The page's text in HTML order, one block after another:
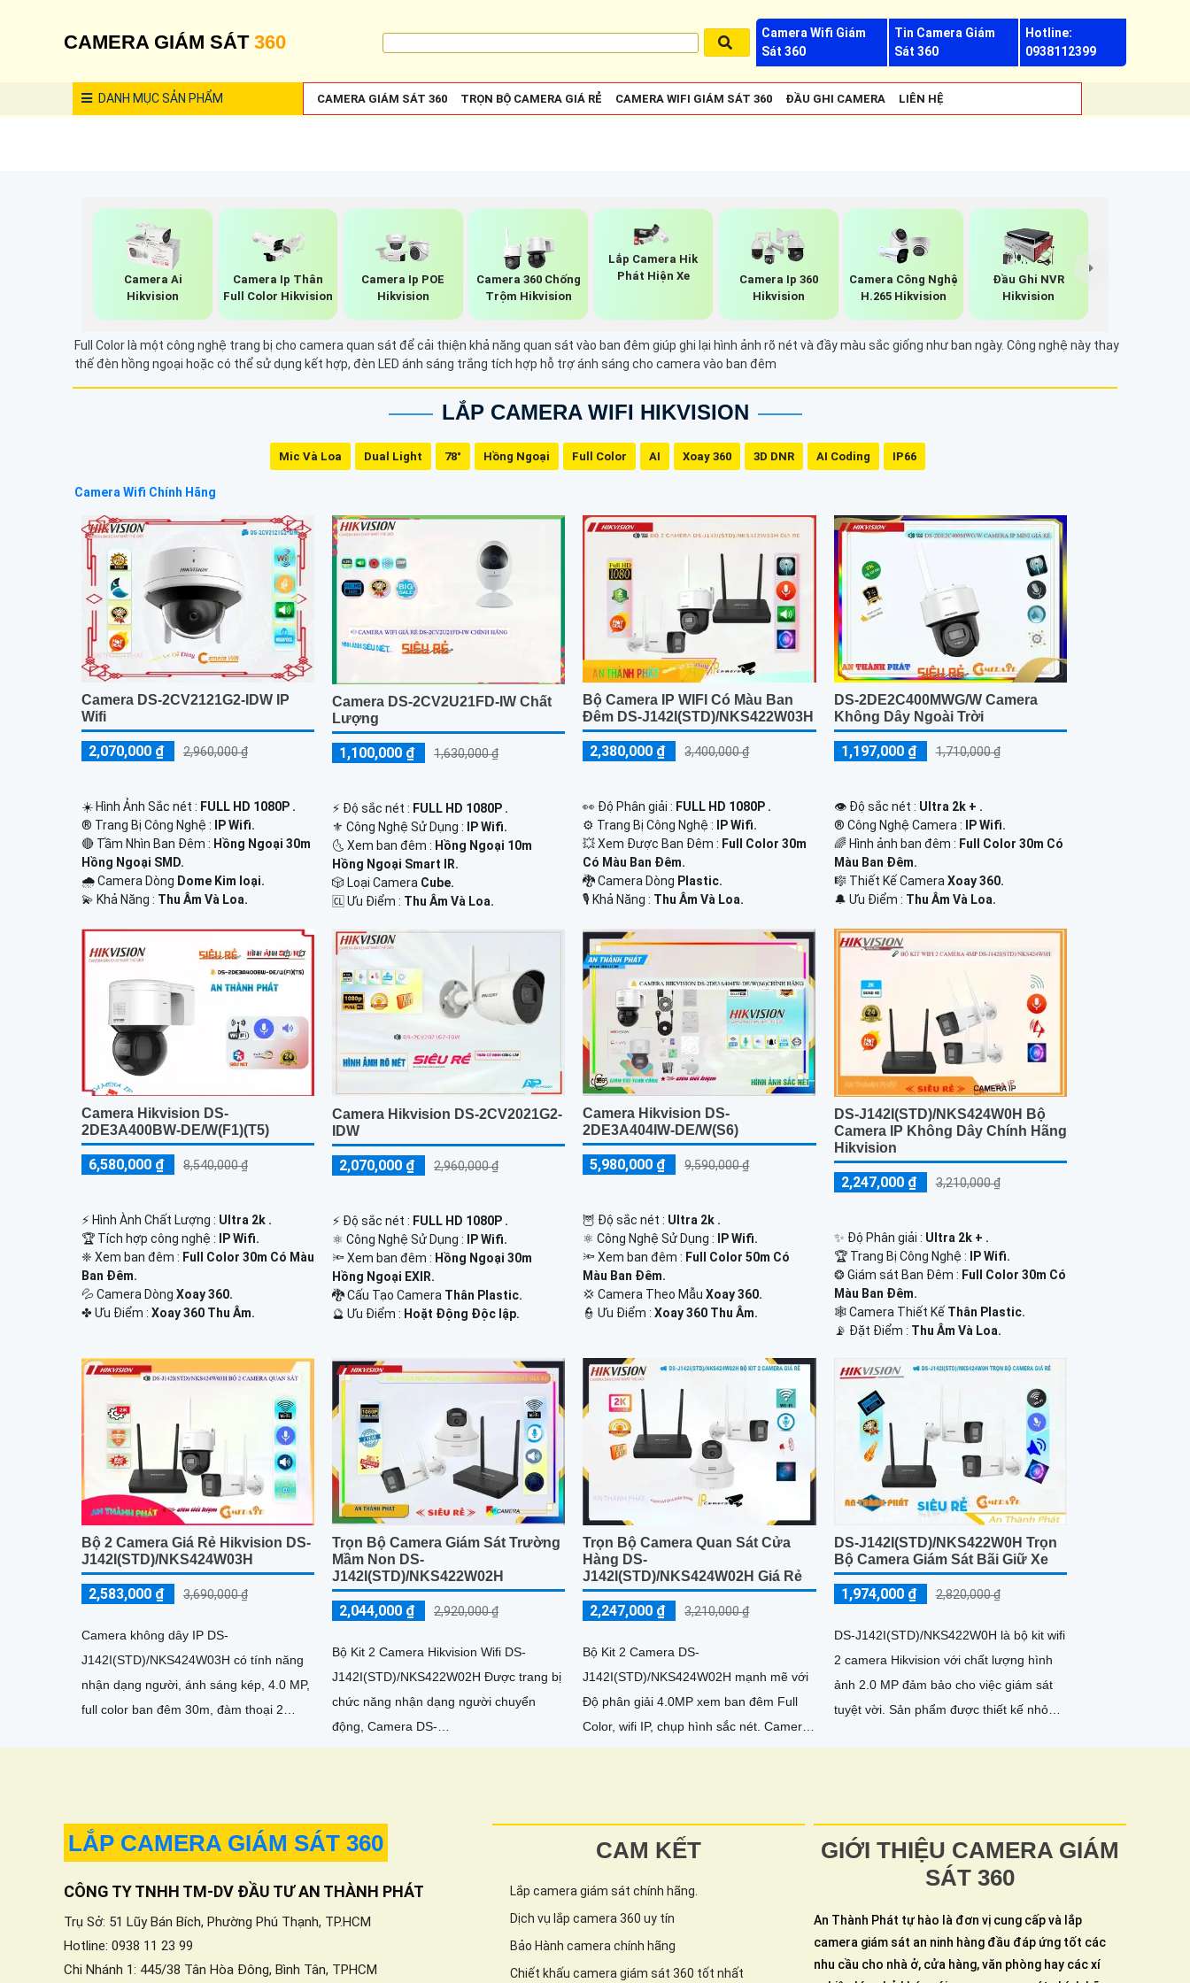
CAMERA GIÁM SÁT 360
Camera Wifi Giám
Sát 360
Tin Camera Giám
Sát 360
Hotline:
0938112399
DANH MỤCSẢN PHẨM CAMERA GIÁM SÁT 360 TRỌN BỘ CAMERA GIÁ RẺ CAMERA WIFI GIÁM SÁT 360 ĐẦU GHI CAMERA LIÊN HỆ
Camera Ai
Hikvision
Camera Ip Thân
Full Color Hikvision
Camera Ip POE
Hikvision
Camera 360 Chống
Trộm Hikvision
Lắp Camera Hik
Phát Hiện Xe
Camera Ip 360
Hikvision
Camera Công Nghệ
H.265 Hikvision
Đầu Ghi NVR
Hikvision
Full Color là một công nghệ trang bị cho camera quan sát để cải thiện khả năng quan sát vào ban đêm giúp ghi lại hình ảnh rõ nét và đầy màu sắc giống như ban ngày. Công nghệ này thay
thế đèn hồng ngoại hoặc có thể sử dụng kết hợp, đèn LED ánh sáng trắng tích hợp hỗ trợ ánh sáng cho camera vào ban đêm
LẮP CAMERA WIFI HIKVISION
Mic Và Loa Dual Light 78° Hồng Ngoại Full Color AI Xoay 360 3D DNR AI Coding IP66
Camera Wifi Chính Hãng
Camera DS-2CV2121G2-IDW IP
Wifi
2,070,000 ₫ 2,960,000 ₫
☀️ Hình Ảnh Sắc nét : FULL HD 1080P .
®️ Trang Bị Công Nghệ :
IP Wifi.
🔴 Tầm Nhìn Ban Đêm : Hồng Ngoại 30m
Hồng Ngoại SMD.
🌧️ Camera Dòng Dome Kim loại.
️💫 Khả Năng : Thu Âm Và Loa.
Camera DS-2CV2U21FD-IW Chất
Lượng
1,100,000 ₫ 1,630,000 ₫
️⚡ Độ sắc nét : FULL HD 1080P .
⚜️ Công Nghệ Sử Dụng :
IP Wifi.
🌜 Xem ban đêm : Hồng Ngoại 10m
Hồng Ngoại Smart IR.
🎲 Loại Camera Cube.
️🆑 Ưu Điểm : Thu Âm Và Loa.
Bộ Camera IP WIFI Có Màu Ban
Đêm DS-J142I(STD)/NKS422W03H
2,380,000 ₫ 3,400,000 ₫
️👀 Độ Phân giải : FULL HD 1080P .
⚙ Trang Bị Công Nghệ :
IP Wifi.
💥 Xem Được Ban Đêm : Full Color 30m
Có Màu Ban Ðêm.
🐉️ Camera Dòng Plastic.
️🎙 Khả Năng : Thu Âm Và Loa.
DS-2DE2C400MWG/W Camera
Không Dây Ngoài Trời
1,197,000 ₫ 1,710,000 ₫
👁 Độ sắc nét : Ultra 2k + .
®️ Công Nghệ Camera :
IP Wifi.
🌈 Hình ảnh ban đêm : Full Color 30m Có
Màu Ban Ðêm.
🎼️ Thiết Kế CameraXoay 360.
️🔔 Ưu Điểm : Thu Âm Và Loa.
Camera Hikvision DS-
2DE3A400BW-DE/W(F1)(T5)
6,580,000 ₫ 8,540,000 ₫
️⚡ Hình Ành Chất Lượng : Ultra 2k .
🏆 Tích hợp công nghệ :
IP Wifi.
❈ Xem ban đêm : Full Color 30m Có Màu
Ban Đêm.
💦 Camera Dòng Xoay 360.
️✤ Ưu Điểm : Xoay 360 Thu Âm.
Camera Hikvision DS-2CV2021G2-
IDW
2,070,000 ₫ 2,960,000 ₫
️⚡ Độ sắc nét : FULL HD 1080P .
⚛️ Công Nghệ Sử Dụng :
IP Wifi.
🔦 Xem ban đêm : Hồng Ngoại 30m
Hồng Ngoại EXIR.
🐉️ Cấu Tạo Camera Thân Plastic.
️🔮 Ưu Điểm : Hoặt Động Độc lập.
Camera Hikvision DS-
2DE3A404IW-DE/W(S6)
5,980,000 ₫ 9,590,000 ₫
🦉 Độ sắc nét : Ultra 2k .
⚛️ Công Nghệ Sử Dụng :
IP Wifi.
🔦 Xem ban đêm : Full Color 50m Có
Màu Ban Đêm.
💢 Camera Theo MẫuXoay 360.
️👮 Ưu Điểm :Xoay 360 Thu Âm.
DS-J142I(STD)/NKS424W0H Bộ
Camera IP Không Dây Chính Hãng
Hikvision
2,247,000 ₫ 3,210,000 ₫
✨ Độ Phân giải : Ultra 2k + .
🏆 Trang Bị Công Nghệ :
IP Wifi.
❂ Giám sát Ban Đêm : Full Color 30m Có
Màu Ban Ðêm.
🕸️ Camera Thiết Kế Thân Plastic.
️📡 Đặt Điểm : Thu Âm Và Loa.
Bộ 2 Camera Giá Rẻ Hikvision DS-
J142I(STD)/NKS424W03H
2,583,000 ₫ 3,690,000 ₫
Camera không dây IP DS-
J142I(STD)/NKS424W03H có tính năng
nhận dạng người, ánh sáng kép, 4.0 MP,
full color ban đêm 30m, đàm thoại 2
Trọn Bộ Camera Giám Sát Trường
Mầm Non DS-
J142I(STD)/NKS422W02H
2,044,000 ₫ 2,920,000 ₫
Bộ Kit 2 Camera Hikvision Wifi DS-
J142I(STD)/NKS422W02H Được trang bị
chức năng nhận dạng người chuyển
động, Camera DS-
J142I(STD)/NKS422W02H kết hợp công
Trọn Bộ Camera Quan Sát Cửa
Hàng DS-
J142I(STD)/NKS424W02H Giá Rẻ
2,247,000 ₫ 3,210,000 ₫
Bộ Kit 2 Camera DS-
J142I(STD)/NKS424W02H mạnh mẽ với
Độ phân giải 4.0MP xem ban đêm Full
Color, wifi IP, chụp hình sắc nét. Camera
được trang bị micro tích hợp và chức
DS-J142I(STD)/NKS422W0H Trọn
Bộ Camera Giám Sát Bãi Giữ Xe
1,974,000 ₫ 2,820,000 ₫
DS-J142I(STD)/NKS422W0H là bộ kit wifi
2 camera Hikvision với chất lượng hình
ảnh 2.0 MP đảm bảo cho việc giám sát
tuyệt vời. Sản phẩm được thiết kế nhỏ
LẮP CAMERA GIÁM SÁT 360
CÔNG TY TNHH TM-DV ĐẦU TƯ AN THÀNH PHÁT
Trụ Sở: 51 Lũy Bán Bích, Phường Phú Thạnh, TP.HCM
Hotline: 0938 11 23 99
Chi Nhánh 1: 445/38 Tân Hòa Đông, Bình Tân, TPHCM
CAM KẾT
Lắp camera giám sát chính hãng.
Dịch vụ lắp camera 360 uy tín
Bảo Hành camera chính hãng
Chiết khấu camera giám sát 360 tốt nhất
GIỚI THIỆU CAMERA GIÁM
SÁT 360
An Thành Phát tự hào là đơn vị cung cấp và lắp
camera giám sát an ninh hàng đầu đáp ứng tốt các
nhu cầu cho nhà ở, cửa hàng, văn phòng hay các xí